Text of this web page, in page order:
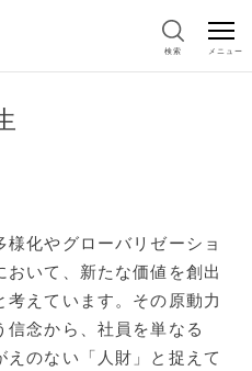
検索 メニュー
化やグローバリゼーショ
おいて、新たな価値を創出
えています。その原動力
信念から、社員を単なる
えのない「人財」と捉えて